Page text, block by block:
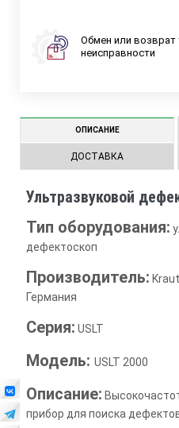
Обмен или возврат
неисправности
ОПИСАНИЕ
ДОСТАВКА
Ультразвуковой
Тип оборудования:
дефектоскоп
Производитель:
Германия
Серия: USLT
Модель: USLT 2000
Описание:
прибор для поиска